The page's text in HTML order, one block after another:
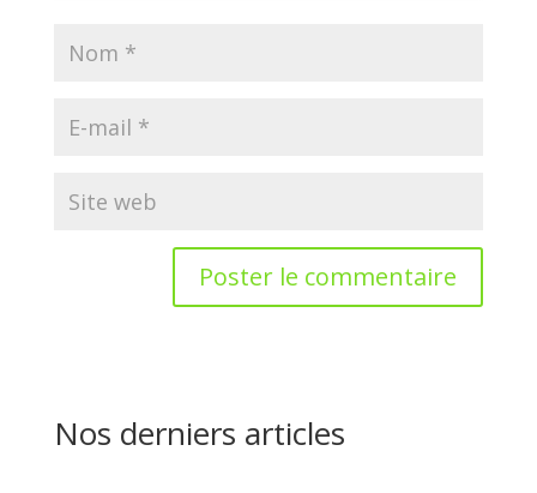
Nos derniers articles